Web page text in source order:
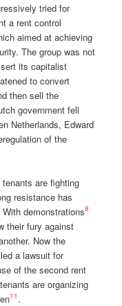
tried for
a rent control
aimed at achieving
The group was not
its capitalist
to convert
then sell the
government fell
Netherlands, Edward
of the
are fighting
resistance has
demonstrations8
their fury against
Now the
a lawsuit for
of the second rent
are organizing
11 .